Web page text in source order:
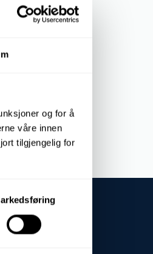
og for å
våre innen
tilgjengelig for